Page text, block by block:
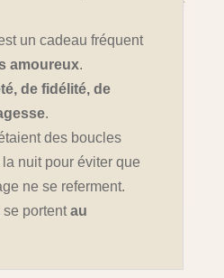
un cadeau fréquent
amoureux.
de fidélité, de
.
des boucles
nuit pour éviter que
ne se referment.
portentau